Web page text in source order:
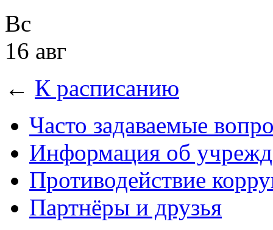
Вс
16 авг
← К расписанию
Часто задаваемые
Информация об
Противодействие
Партнёры и друзья